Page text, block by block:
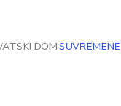
DOM·